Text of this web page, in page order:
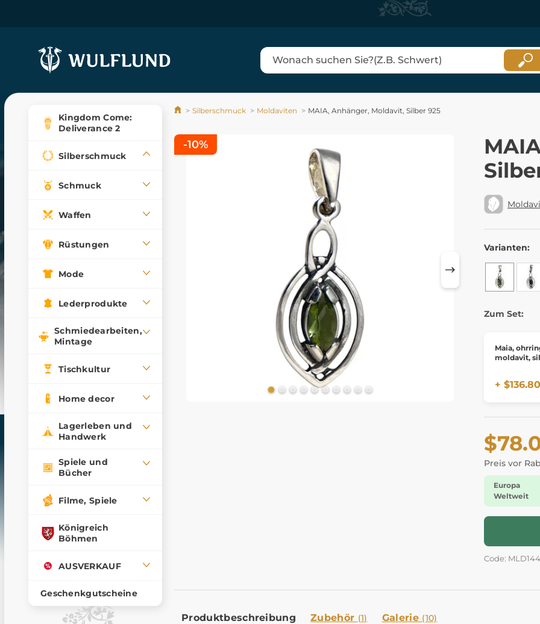
Kingdom Come:
Deliverance 2
Silberschmuck
Schmuck
Waffen
Rüstungen
Mode
Lederprodukte
Schmiedearbeiten,
Mintage
Tischkultur
Home decor
Lagerleben und
Handwerk
Spiele und
Bücher
Filme, Spiele
Königreich
Böhmen
AUSVERKAUF
Geschenkgutscheine
Silberschmuck Moldaviten MAIA, Anhänger, Moldavit, Silber 925
Varianten:
Zum Set:
Maia,
moldavit,
+ $136.80
Preis vor
Europa
Weltweit
Code: MLD144
-10%
Produktbeschreibung Zubehör (1) Galerie (10)